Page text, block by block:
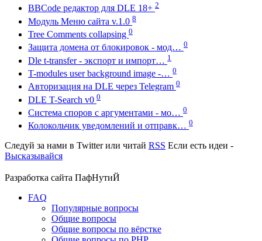
BBCode редактор для DLE 18+ 2
Модуль Меню сайта v.1.0 8
Tree Comments collapsing 0
Защита домена от блокировок - мод… 0
Dle t-transfer - экспорт и импорт… 1
T-modules user background image -… 0
Авторизация на DLE через Telegram 0
DLE T-Search v0 0
Система споров с аргументами - мо… 0
Колокольчик уведомлений и отправк… 0
Следуй за нами в Twitterили читай RSS Если есть идеи -
Высказывайся
Разработка сайта ПафНутиЙ
FAQ
Популярные вопросы
Общие вопросы
Общие вопросы по вёрстке